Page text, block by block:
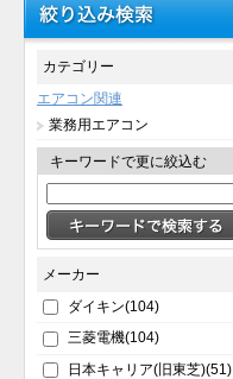
カテゴリー
エアコン関連
業務用エアコン
キーワードで更に絞込む
メーカー
ダイキン(104)
三菱電機(104)
日本キャリア(旧東芝)(51)